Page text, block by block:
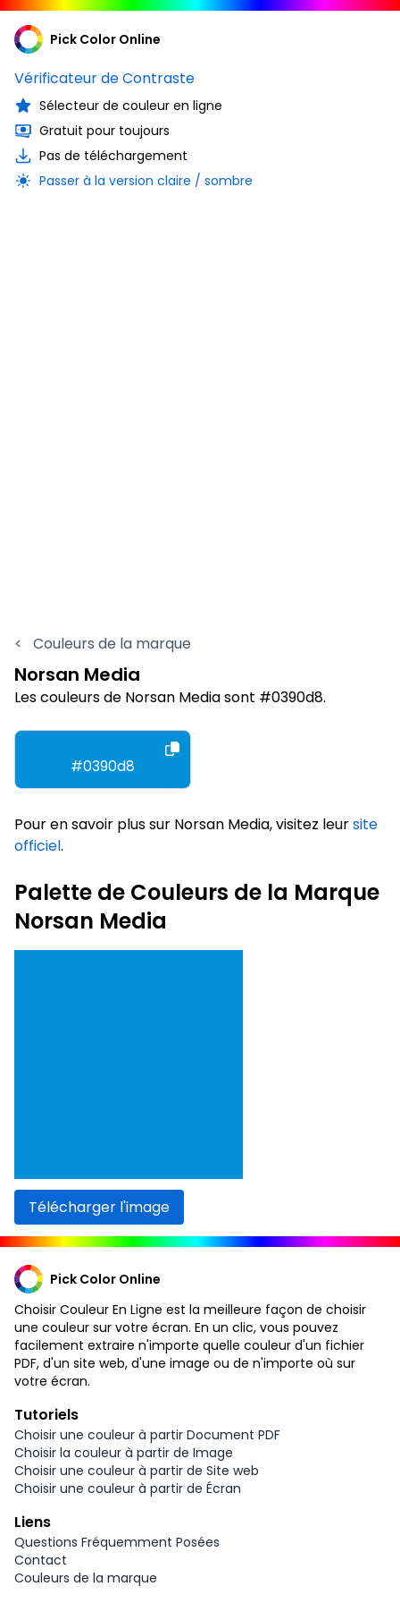
Pick Color Online
Vérificateur de Contraste
Sélecteur de couleur en ligne
Gratuit pour toujours
Pas de téléchargement
Passer à la version claire / sombre
< Couleurs de la marque
Norsan Media
Les couleurs de Norsan Media sont #0390d8.
#0390d8
Pour en savoir plus sur Norsan Media, visitez leursite
officiel.
Palette de Couleurs de la Marque
Norsan Media
Télécharger l'image
Pick Color Online
Choisir Couleur En Ligne est la meilleure façon de choisir
une couleur sur votre écran. En un clic, vous pouvez
facilement extraire n'importe quelle couleur d'un fichier
PDF, d'un site web, d'une image ou de n'importe où sur
votre écran.
Tutoriels
Choisir une couleur à partir Document PDF
Choisir la couleur à partir de Image
Choisir une couleur à partir de Site web
Choisir une couleur à partir de Écran
Liens
Questions Fréquemment Posées
Contact
Couleurs de la marque